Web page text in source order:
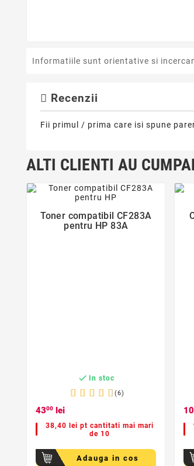
Informatiile sunt orientative si
Recenzii
Fii primul / prima care isi spune
ALTI CLIENTI AU

favorite_border
Toner compatibil CF283A
pentru HP 83A
 In stoc
(6)
4300 lei
38,40 lei pt cantitati mai mari
de 10
Adauga in cos